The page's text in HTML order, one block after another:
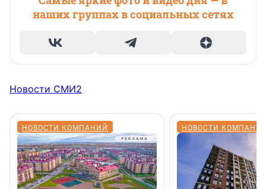
наших группах в социальных сетях
Новости СМИ2
НОВОСТИ КОМПАНИЙ НОВОСТИ